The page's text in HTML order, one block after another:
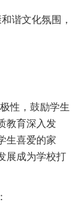
谐文化氛围，
性，鼓励学生
教育深入发
生喜爱的家
展成为学校打